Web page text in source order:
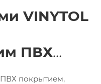
VINYTOL
ПВХ
ПВХ покрытием,